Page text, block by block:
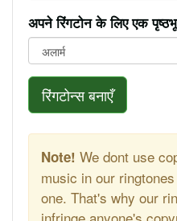
अपने रिंगटोन के लिए एक
रिंगटोन्स बनाएँ
Note! We dont use
music in our
one. That's why our
infringe anyone's